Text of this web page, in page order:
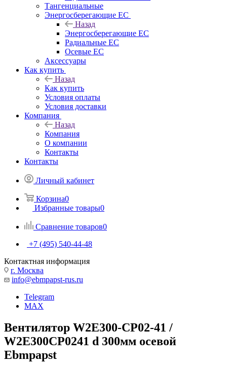
Тангенциальные
Энергосберегающие EC
Назад
Энергосберегающие EC
Радиальные EC
Осевые EC
Аксессуары
Как купить
Назад
Как купить
Условия оплаты
Условия доставки
Компания
Назад
Компания
О компании
Контакты
Контакты
Личный кабинет
Корзина0
Избранные товары0
Сравнение товаров0
+7 (495) 540-44-48
Контактная информация
г. Москва
info@ebmpapst-rus.ru
Telegram
MAX
Вентилятор W2E300-CP02-41 /
W2E300CP0241 d 300мм осевой
Ebmpapst